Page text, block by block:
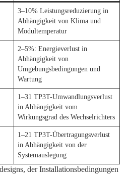
3–10% Leistungsreduzierung in
Abhängigkeit von Klima und
Modultemperatur
2–5%: Energieverlust in
Abhängigkeit von
Umgebungsbedingungen und
Wartung
1–31 TP3T-Umwandlungsverlust
in Abhängigkeit vom
Wirkungsgrad des Wechselrichters
1–21 TP3T-Übertragungsverlust
in Abhängigkeit von der
Systemauslegung
der Installationsbedingungen